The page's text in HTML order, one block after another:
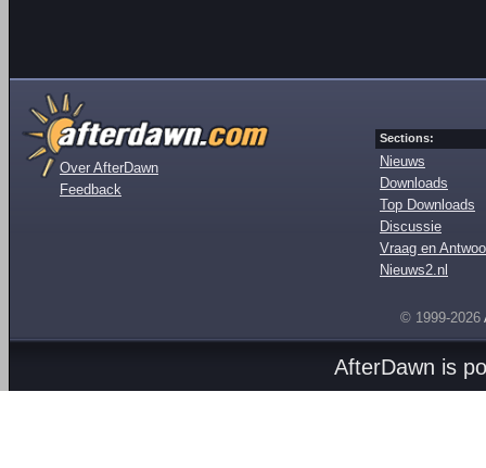
Over AfterDawn
Feedback
Sections:
Nieuws
Downloads
Top Downloads
Discussie
Vraag en
Nieuws2.nl
© 1999-2026
AfterDawn is